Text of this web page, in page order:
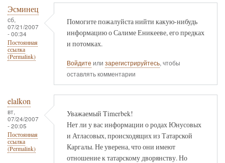
Эсминец
сб,
07/21/2007
- 00:34
Постоянная
ссылка
(Permalink)
Помогите пожалуйста нийти какую-нибудь
информацию о Салиме Еникееве, его предках
и потомках.
Войдите или зарегистрируйтесь, чтобы
оставлять комментарии
elalkon
вт,
07/24/2007
- 20:05
Постоянная
ссылка
(Permalink)
Уважаемый Timerbek!
Нет ли у вас информации о родах Юнусовых
и Атласовых, происходящих из Татарской
Каргалы. Не уверена, что они имеют
отношение к татарскому дворянству. Но